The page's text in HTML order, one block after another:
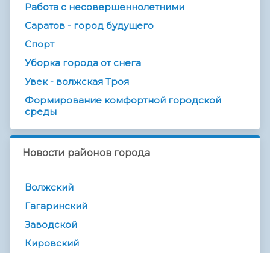
Работа с несовершеннолетними
Саратов - город будущего
Спорт
Уборка города от снега
Увек - волжская Троя
Формирование комфортной городской
среды
Новости районов города
Волжский
Гагаринский
Заводской
Кировский